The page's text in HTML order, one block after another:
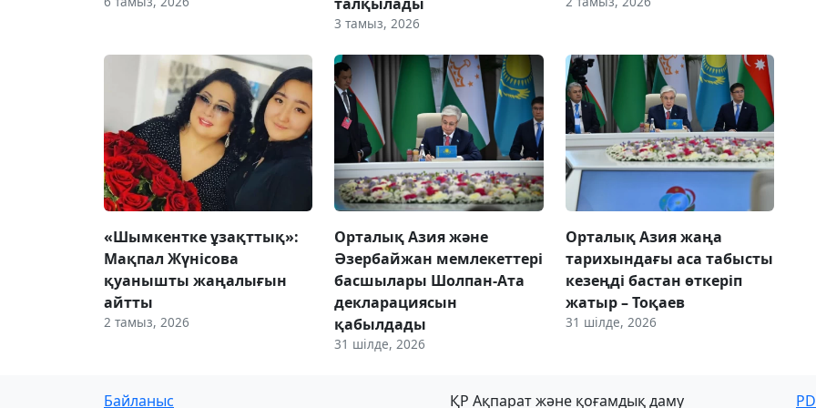
3 тамыз, 2026
«Шымкентке ұзақттық»:
Мақпал Жүнісова
қуанышты жаңалығын
айтты
2 тамыз, 2026
Орталық Азия және
Әзербайжан мемлекеттері
басшылары Шолпан-Ата
декларациясын
қабылдады
31 шілде, 2026
Орталық Азия жаңа
тарихындағы аса табысты
кезеңді бастан өткеріп
жатыр – Тоқаев
31 шілде, 2026
Байланыс ҚР Ақпарат және қоғамдық даму